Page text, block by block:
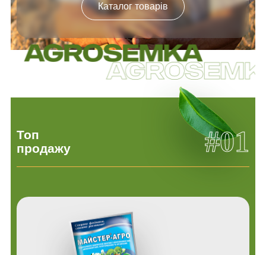
Каталог товарів
Топ
продажу
#01